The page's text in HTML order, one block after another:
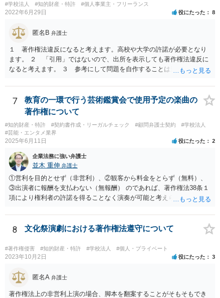
#学校法人 #知的財産・特許 #個人事業主・フリーランス
2022年6月29日 役にたった 8
匿名B 弁護士
１ 著作権法違反になると考えます。高校や大学の許諾が必要となり
ます。 ２ 「引用」ではないので、出所を表示しても著作権法違反に
なると考えます。 ３ 参考にして問題を自作することは違法とならな
たとしてもそのまま貼り付けると著作権法違反となる可能性が高いで
す。 市販の問題集を購入して、それを解かせることは問題ないです
が、複製となると「私的複製」とはならないので著作権法上問題とな
ると思います。 いちど著作権取り扱っている弁護士にご相談いただい
たほうがよろしいかと思います。
7
教育の一環で行う芸術鑑賞会で使用予定の楽曲の
著作権について
#知的財産・特許 #契約書作成・リーガルチェック #顧問弁護士契約
#学校法人
#芸能・エンタメ業界
2025年6月11日 役にたった 2
企業法務に強い弁護士
並木 重伸 弁護士
①営利を目的とせず（非営利）、②観客から料金をとらず（無料）、
③出演者に報酬を支払わない（無報酬） のであれば、著作権法38条１
項により権利者の許諾を得ることなく演奏が可能と考えられます。 参
のではないと思われますので、③次第と思われます。
8 文化祭演劇における著作権法遵守について
#著作権侵害 #知的財産・特許 #学校法人 #個人・プライベート
2023年10月2日 役にたった 3
匿名A 弁護士
著作権法上の非営利上演の場合、脚本を翻案することがそもそもでき